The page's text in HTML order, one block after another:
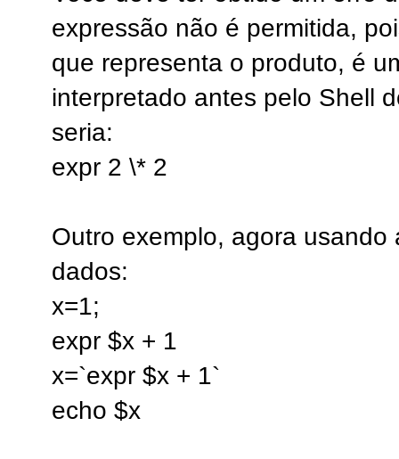
expressão não é permitida,
que representa o produto, é
interpretado antes pelo Shell
seria:
expr 2 \* 2
Outro exemplo, agora usando
dados:
x=1;
expr $x + 1
x=`expr $x + 1`
echo $x